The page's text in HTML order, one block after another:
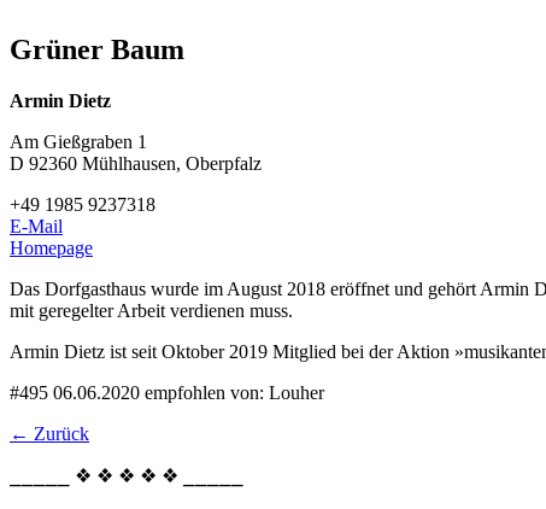
Grüner Baum
Armin Dietz
Am Gießgraben 1
D 92360 Mühlhausen, Oberpfalz
+49 1985 9237318
E-Mail
Homepage
Das Dorfgasthaus wurde im August 2018 eröffnet und gehört Armin
mit geregelter Arbeit verdienen muss.
Armin Dietz ist seit Oktober 2019 Mitglied bei der Aktion
#495 06.06.2020 empfohlen von: Louher
← Zurück
⎯⎯⎯⎯⎯ ❖ ❖ ❖ ❖ ❖ ⎯⎯⎯⎯⎯